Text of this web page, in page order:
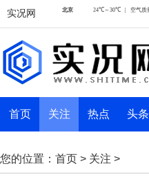
实况网
首页 关注 热点 头条
您的位置： 首页 > 关注 >